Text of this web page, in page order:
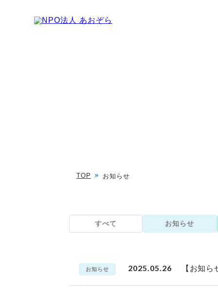
TOP お知らせ
すべて お知らせ
お知らせ 2025.05.26 【お知